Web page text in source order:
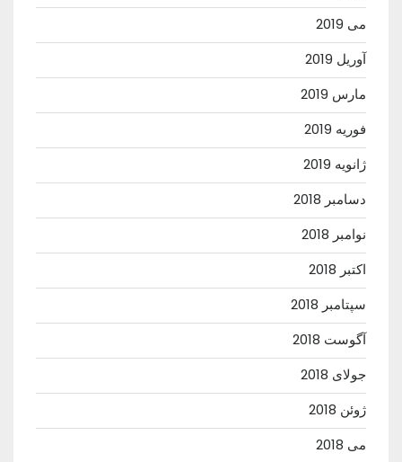
می 2019
آوریل 2019
مارس 2019
فوریه 2019
ژانویه 2019
دسامبر 2018
نوامبر 2018
اکتبر 2018
سپتامبر 2018
آگوست 2018
جولای 2018
ژوئن 2018
می 2018